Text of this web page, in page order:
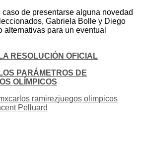
de presentarse alguna novedad
Gabriela Bolle y Diego
alternativas para un eventual
RESOLUCIÓN OFICIAL
PARÁMETROS DE
OLÍMPICOS
carlos ramirezjuegos olimpicos
Pelluard